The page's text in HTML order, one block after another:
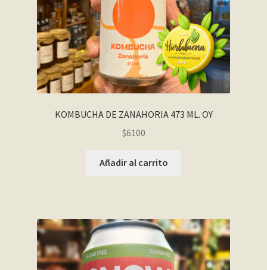
KOMBUCHA DE ZANAHORIA 473 ML. OY
$6100
Añadir al carrito